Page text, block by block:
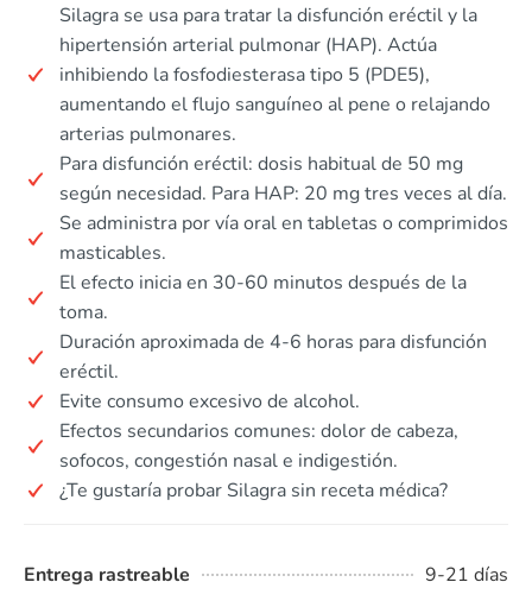
Silagra se usa para tratar la disfunción eréctil y la
hipertensión arterial pulmonar (HAP). Actúa
inhibiendo la fosfodiesterasa tipo 5 (PDE5),
aumentando el flujo sanguíneo al pene o relajando
arterias pulmonares.
Para disfunción eréctil: dosis habitual de 50 mg
según necesidad. Para HAP: 20 mg tres veces al día.
Se administra por vía oral en tabletas o comprimidos
masticables.
El efecto inicia en 30-60 minutos después de la
toma.
Duración aproximada de 4-6 horas para disfunción
eréctil.
Evite consumo excesivo de alcohol.
Efectos secundarios comunes: dolor de cabeza,
sofocos, congestión nasal e indigestión.
¿Te gustaría probar Silagra sin receta médica?
Entrega rastreable
9-21 días